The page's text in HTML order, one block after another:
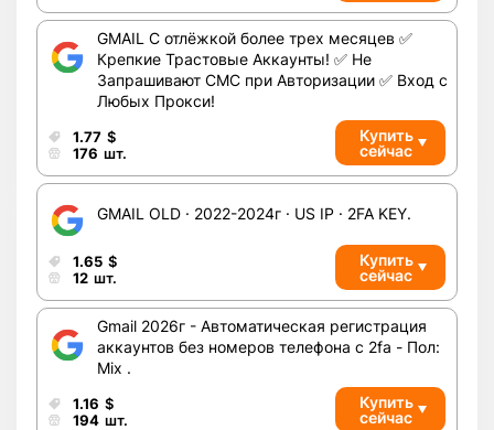
GMAIL С отлёжкой более трех месяцев ✅
Крепкие Трастовые Аккаунты! ✅ Не
Запрашивают СМС при Авторизации ✅ Вход с
Любых Прокси!
1.77 $
176 шт.
Купить
сейчас
GMAIL OLD · 2022-2024г · US IP · 2FA KEY.
1.65 $
12 шт.
Купить
сейчас
Gmail 2026г - Автоматическая регистрация
аккаунтов без номеров телефона с 2fa - Пол:
Mix .
1.16 $
194 шт.
Купить
сейчас